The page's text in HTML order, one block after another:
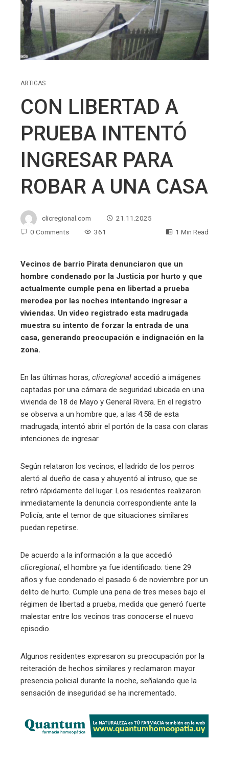
ARTIGAS
CON LIBERTAD A
PRUEBA INTENTÓ
INGRESAR PARA
ROBAR A UNA CASA
clicregional.com
21.11.2025
0 Comments
361 1 Min Read
Vecinos de barrio Pirata denunciaron que un
hombre condenado por la Justicia por hurto y que
actualmente cumple pena en libertad a prueba
merodea por las noches intentando ingresar a
viviendas. Un video registrado esta madrugada
muestra su intento de forzar la entrada de una
casa, generando preocupación e indignación en la
zona.
En las últimas horas, clicregional accedió a imágenes
captadas por una cámara de seguridad ubicada en una
vivienda de 18 de Mayo y General Rivera. En el registro
se observa a un hombre que, a las 4:58 de esta
madrugada, intentó abrir el portón de la casa con claras
intenciones de ingresar.
Según relataron los vecinos, el ladrido de los perros
alertó al dueño de casa y ahuyentó al intruso, que se
retiró rápidamente del lugar. Los residentes realizaron
inmediatamente la denuncia correspondiente ante la
Policía, ante el temor de que situaciones similares
puedan repetirse.
De acuerdo a la información a la que accedió
clicregional, el hombre ya fue identificado: tiene 29
años y fue condenado el pasado 6 de noviembre por un
delito de hurto. Cumple una pena de tres meses bajo el
régimen de libertad a prueba, medida que generó fuerte
malestar entre los vecinos tras conocerse el nuevo
episodio.
Algunos residentes expresaron su preocupación por la
reiteración de hechos similares y reclamaron mayor
presencia policial durante la noche, señalando que la
sensación de inseguridad se ha incrementado.